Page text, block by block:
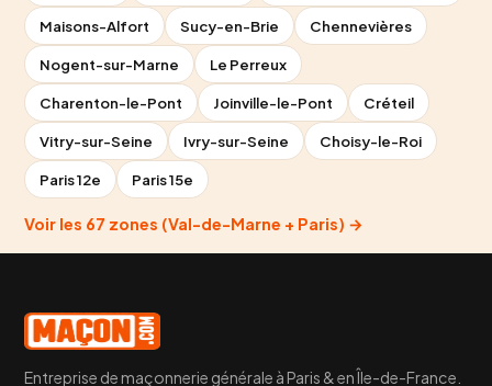
Maisons-Alfort Sucy-en-Brie Chennevières
Nogent-sur-Marne Le Perreux
Charenton-le-Pont Joinville-le-Pont Créteil
Vitry-sur-Seine Ivry-sur-Seine Choisy-le-Roi
Paris 12e Paris 15e
Voir les 67 zones (Val-de-Marne + Paris) →
Entreprise de maçonnerie générale à Paris & en Île-de-France.